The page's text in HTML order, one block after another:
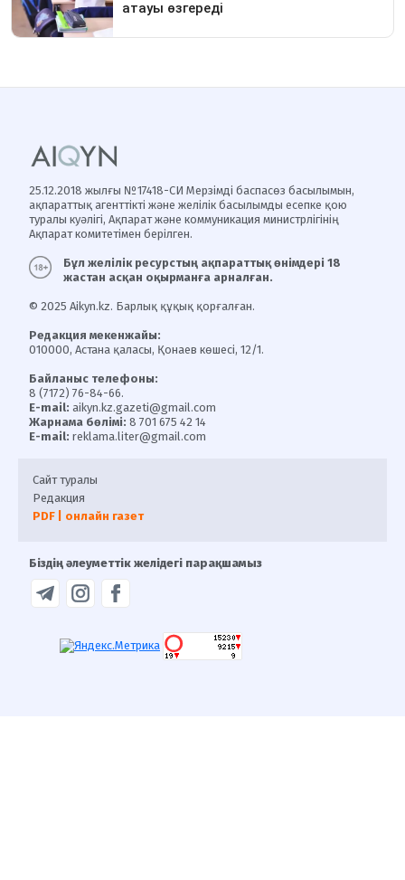
25.12.2018 жылғы №17418-СИ Мерзімді баспасөз басылымын,
ақпараттық агенттікті және желілік басылымды есепке қою
туралы куәлігі, Ақпарат және коммуникация министрлігінің
Ақпарат комитетімен берілген.
Бұл желілік ресурстың ақпараттық өнімдері 18
жастан асқан оқырманға арналған.
© 2025 Aikyn.kz. Барлық құқық қорғалған.
Редакция мекенжайы:
010000, Астана қаласы, Қонаев көшесі, 12/1.
Байланыс телефоны:
8 (7172) 76-84-66.
E-mail: aikyn.kz.gazeti@gmail.com
Жарнама бөлімі: 8 701 675 42 14
E-mail: reklama.liter@gmail.com
Сайт туралы
Редакция
PDF | онлайн газет
Біздің әлеуметтік желідегі парақшамыз